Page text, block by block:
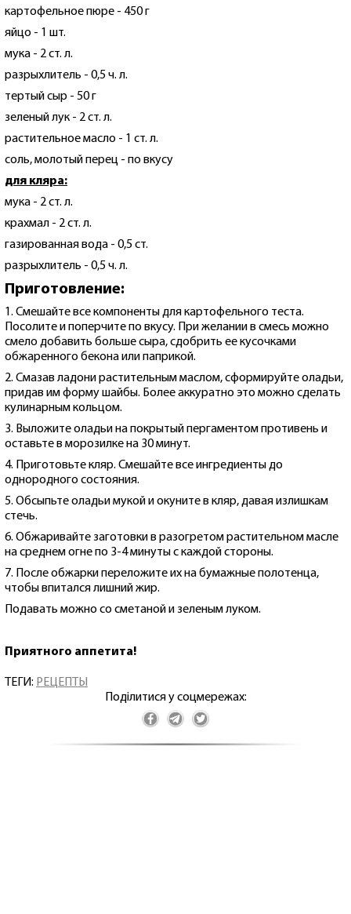
картофельное пюре - 450 г
яйцо - 1 шт.
мука - 2 ст. л.
разрыхлитель - 0,5 ч. л.
тертый сыр - 50 г
зеленый лук - 2 ст. л.
растительное масло - 1 ст. л.
соль, молотый перец - по вкусу
для кляра:
мука - 2 ст. л.
крахмал - 2 ст. л.
газированная вода - 0,5 ст.
разрыхлитель - 0,5 ч. л.
Приготовление:
1. Смешайте все компоненты для картофельного теста.
Посолите и поперчите по вкусу. При желании в смесь можно
смело добавить больше сыра, сдобрить ее кусочками
обжаренного бекона или паприкой.
2. Смазав ладони растительным маслом, сформируйте оладьи,
придав им форму шайбы. Более аккуратно это можно сделать
кулинарным кольцом.
3. Выложите оладьи на покрытый пергаментом противень и
оставьте в морозилке на 30 минут.
4. Приготовьте кляр. Смешайте все ингредиенты до
однородного состояния.
5. Обсыпьте оладьи мукой и окуните в кляр, давая излишкам
стечь.
6. Обжаривайте заготовки в разогретом растительном масле
на среднем огне по 3-4 минуты с каждой стороны.
7. После обжарки переложите их на бумажные полотенца,
чтобы впитался лишний жир.
Подавать можно со сметаной и зеленым луком.
Приятного аппетита!
ТЕГИ: РЕЦЕПТЫ
Поділитися у соцмережах: